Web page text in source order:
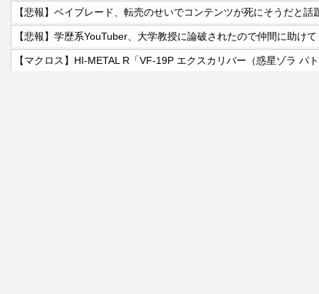
【悲報】ベイブレード、転売のせいでコンテンツが死にそうだと話